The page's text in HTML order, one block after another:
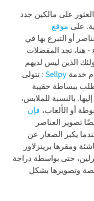
على مالكين جدد
على موقع
أو التبرع بها في
- هنا، تجد المفضلات
الذين ليس لديهم
خدمة Sellpy : تتولى
تطلب ببساطة حقيبة
بالنسبة للملابس،
أو الألعاب، فإن
تصوير العناصر
يكبر الصغار عن
ومقرها برينزلاور
حتى بواسطة دراجة
وتصويرها بشكل